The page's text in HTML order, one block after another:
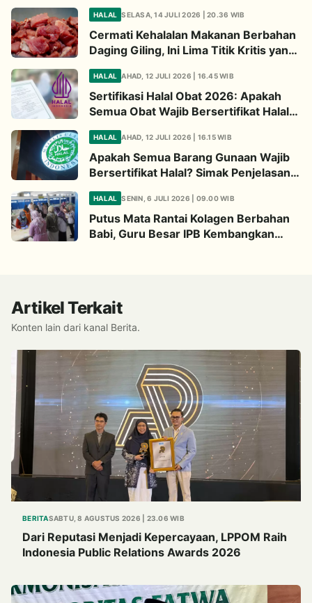
HALAL SELASA, 14 JULI 2026 | 20.36 WIB
Cermati Kehalalan Makanan Berbahan
Daging Giling, Ini Lima Titik Kritis yang
Wajib Diperhatikan
HALAL AHAD, 12 JULI 2026 | 16.45 WIB
Sertifikasi Halal Obat 2026: Apakah
Semua Obat Wajib Bersertifikat Halal?
Begini Penjelasannya
HALAL AHAD, 12 JULI 2026 | 16.15 WIB
Apakah Semua Barang Gunaan Wajib
Bersertifikat Halal? Simak Penjelasan
Ini
HALAL SENIN, 6 JULI 2026 | 09.00 WIB
Putus Mata Rantai Kolagen Berbahan
Babi, Guru Besar IPB Kembangkan
Artikel Terkait
Konten lain dari kanal Berita.
BERITASABTU, 8 AGUSTUS 2026 | 23.06 WIB
Dari Reputasi Menjadi Kepercayaan, LPPOM Raih
Indonesia Public Relations Awards 2026